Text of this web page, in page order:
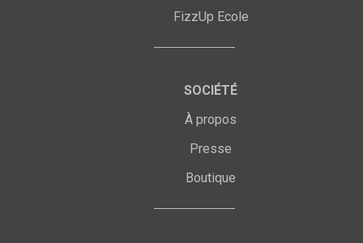
FizzUp Ecole
SOCIÉTÉ
À propos
Presse
Boutique